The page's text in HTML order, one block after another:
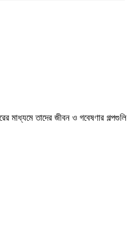
মাধ্যমে তাদের জীবন ও গবেষণার গল্পগুলি